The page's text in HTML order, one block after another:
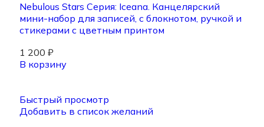
Nebulous Stars Серия: Iceana. Канцелярский
мини-набор для записей, с блокнотом, ручкой и
стикерами с цветным принтом
1 200 ₽
В корзину
Быстрый просмотр
Добавить в список желаний